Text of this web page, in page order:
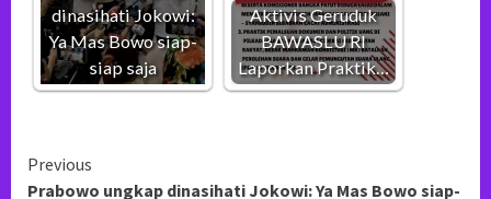
dinasihati Jokowi:
Ya Mas Bowo siap-
siap saja
Aktivis Geruduk
BAWASLU RI
Laporkan Praktik…
Continue
Previous
Prabowo ungkap dinasihati Jokowi: Ya Mas Bowo siap-